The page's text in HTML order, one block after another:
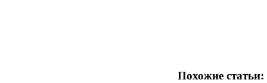
Похожие статьи: